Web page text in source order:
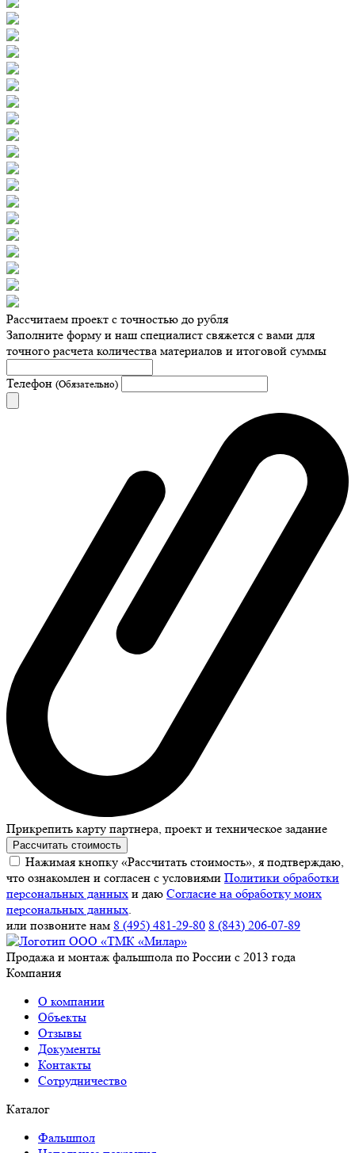
Рассчитаем проект с точностью до рубля
Заполните форму и наш специалист свяжется с вами для
точного расчета количества материалов и итоговой суммы
Телефон (Обязательно)
Прикрепить карту партнера, проект и техническое задание
Рассчитать стоимость
Нажимая кнопку «Рассчитать стоимость», я подтверждаю,
что ознакомлен и согласен с условиями Политики обработки
персональных данных и даю Согласие на обработку моих
персональных данных.
или позвоните нам 8 (495) 481-29-80 8 (843) 206-07-89
Продажа и монтаж фальшпола по России с 2013 года
Компания
О компании
Объекты
Отзывы
Документы
Контакты
Сотрудничество
Каталог
Фальшпол